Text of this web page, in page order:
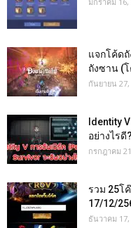
แจกโค้ด
ถังซาน (
กันยายน 27,
Identity
อย่างไรดี?
กรกฎาคม
รวม 25โ
17/12/
ธันวาคม 17,